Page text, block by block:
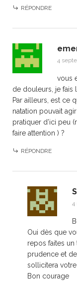
RÉPONDRE
4
vous
de douleurs, je fais
Par ailleurs, est ce
natation pouvait
pratiquer d’ici peu
faire attention ) ?
RÉPONDRE
4
Oui dès que
repos faites un
prudence et
sollicitera votre
Bon courage